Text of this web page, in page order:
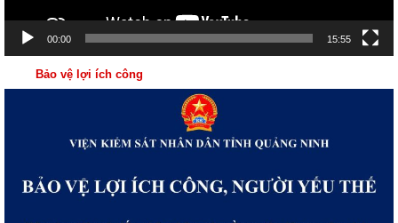
00:00 15:55
Bảo vệ lợi ích công